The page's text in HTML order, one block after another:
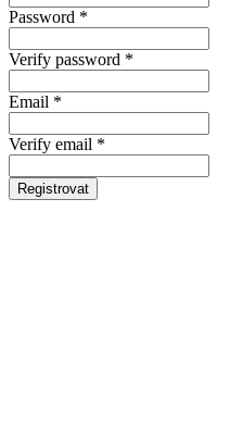
Password *
Verify password *
Email *
Verify email *
Registrovat